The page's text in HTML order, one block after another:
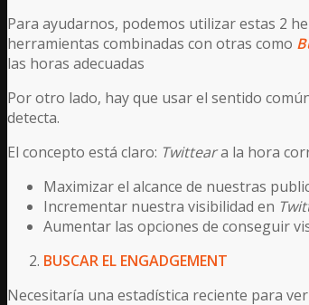
Para ayudarnos, podemos utilizar estas 2
herramientas combinadas con otras como
las horas adecuadas
Por otro lado, hay que usar el sentido
detecta.
El concepto está claro: Twitteara la hora
Maximizar el alcance de nuestras
Incrementar nuestra visibilidad en
Aumentar las opciones de conseguir
BUSCAR EL ENGADGEMENT
Necesitaría una estadística reciente para